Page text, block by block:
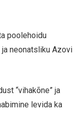
poolehoidu
neonatsliku Azovi
“vihakõne” ja
levida ka